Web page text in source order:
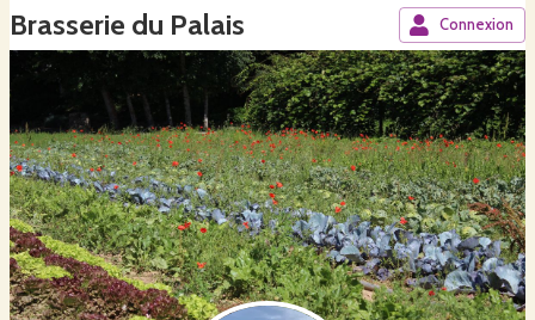
Brasserie du Palais Connexion